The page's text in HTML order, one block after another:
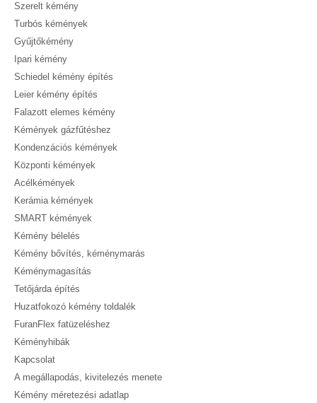
Szerelt kémény
Turbós kémények
Gyűjtőkémény
Ipari kémény
Schiedel kémény építés
Leier kémény építés
Falazott elemes kémény
Kémények gázfűtéshez
Kondenzációs kémények
Központi kémények
Acélkémények
Kerámia kémények
SMART kémények
Kémény bélelés
Kémény bővítés, kéménymarás
Kéménymagasítás
Tetőjárda építés
Huzatfokozó kémény toldalék
FuranFlex fatüzeléshez
Kéményhibák
Kapcsolat
A megállapodás, kivitelezés menete
Kémény méretezési adatlap